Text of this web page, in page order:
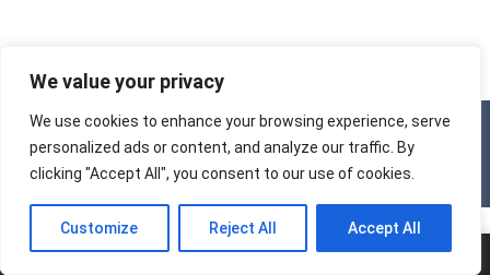
We value your privacy
We use cookies to enhance your browsing experience, serve
personalized ads or content, and analyze our traffic. By
clicking "Accept All", you consent to our use of cookies.
Customize Reject All Accept All
Diritto d'autore© 2025Fabbrica di tracciatori Tutti i diritti riservati.